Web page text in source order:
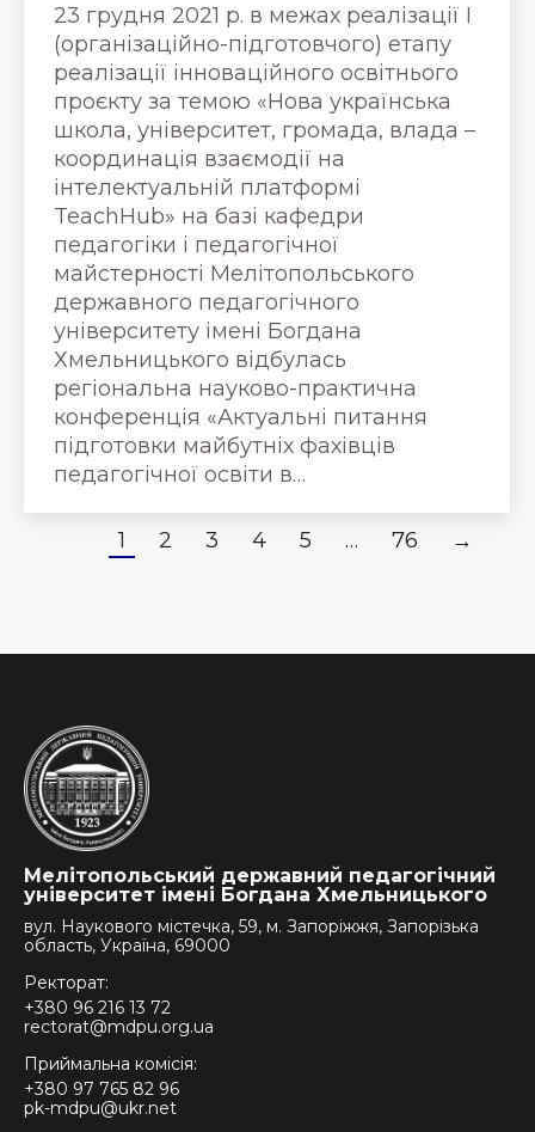
23 грудня 2021 р. в межах реалізації І
(організаційно-підготовчого) етапу
реалізації інноваційного освітнього
проєкту за темою «Нова українська
школа, університет, громада, влада –
координація взаємодії на
інтелектуальній платформі
TeachHub» на базі кафедри
педагогіки і педагогічної
майстерності Мелітопольського
державного педагогічного
університету імені Богдана
Хмельницького відбулась
регіональна науково-практична
конференція «Актуальні питання
підготовки майбутніх фахівців
педагогічної освіти в…
1 2 3 4 5 … 76 →
Мелітопольський державний педагогічний
університет імені Богдана Хмельницького
вул. Наукового містечка, 59, м. Запоріжжя, Запорізька
область, Україна, 69000
Ректорат:
+380 96 216 13 72
rectorat@mdpu.org.ua
Приймальна комісія:
+380 97 765 82 96
pk-mdpu@ukr.net